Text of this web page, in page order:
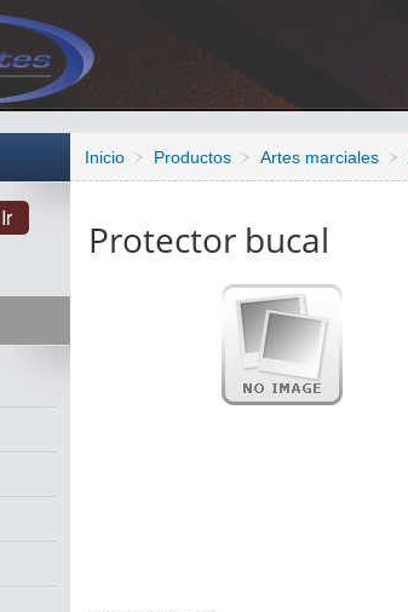
Inicio Productos Artes marciales
Protector bucal